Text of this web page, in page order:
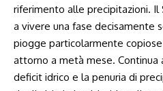
riferimento alle precipitazioni.
a vivere una fase decisamente
piogge particolarmente
attorno a metà mese.
deficit idrico e la penuria di